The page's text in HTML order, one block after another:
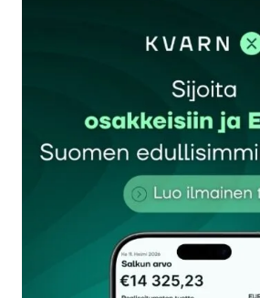
rekisteröityä
Sähköpostiosoitettasi ei julkaista.
kentät on merkitty*
Kommentti*